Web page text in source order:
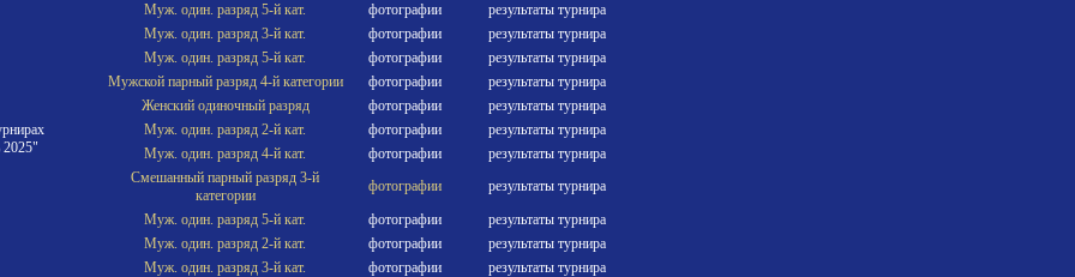
2025"
Муж. один. разряд 5-й кат.
фотографии
результаты турнира
Муж. один. разряд 3-й кат.
фотографии
результаты турнира
Муж. один. разряд 5-й кат.
фотографии
результаты турнира
Мужской парный разряд 4-й категории
фотографии
результаты турнира
Женский одиночный разряд
фотографии
результаты турнира
Муж. один. разряд 2-й кат.
фотографии
результаты турнира
Муж. один. разряд 4-й кат.
фотографии
результаты турнира
Смешанный парный разряд 3-й
категории
фотографии
результаты турнира
Муж. один. разряд 5-й кат.
фотографии
результаты турнира
Муж. один. разряд 2-й кат.
фотографии
результаты турнира
Муж. один. разряд 3-й кат.
фотографии
результаты турнира